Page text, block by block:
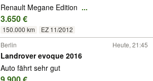
Renault Megane Edition ...
3.650 €
150.000 km EZ 11/2012
Berlin Heute, 21:45
Landrover evoque 2016
Auto fährt sehr gut